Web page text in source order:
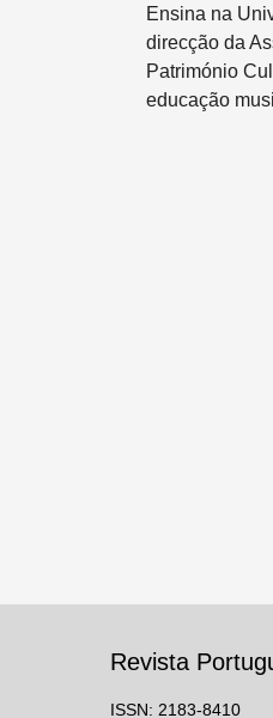
Ensina na
direcção da
Património
educação
Revista
ISSN: 2183-8410